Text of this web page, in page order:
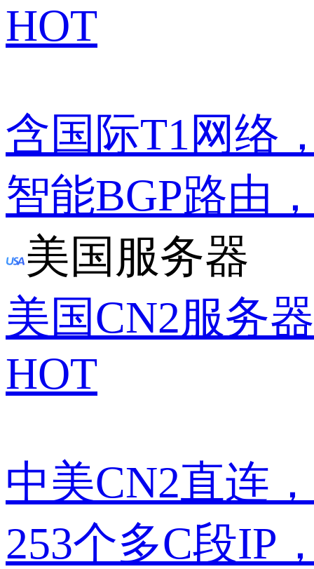
HOT
含国际T1网络
智能BGP路由
美国服务器
美国CN2服务器
HOT
中美CN2直连
253个多C段IP